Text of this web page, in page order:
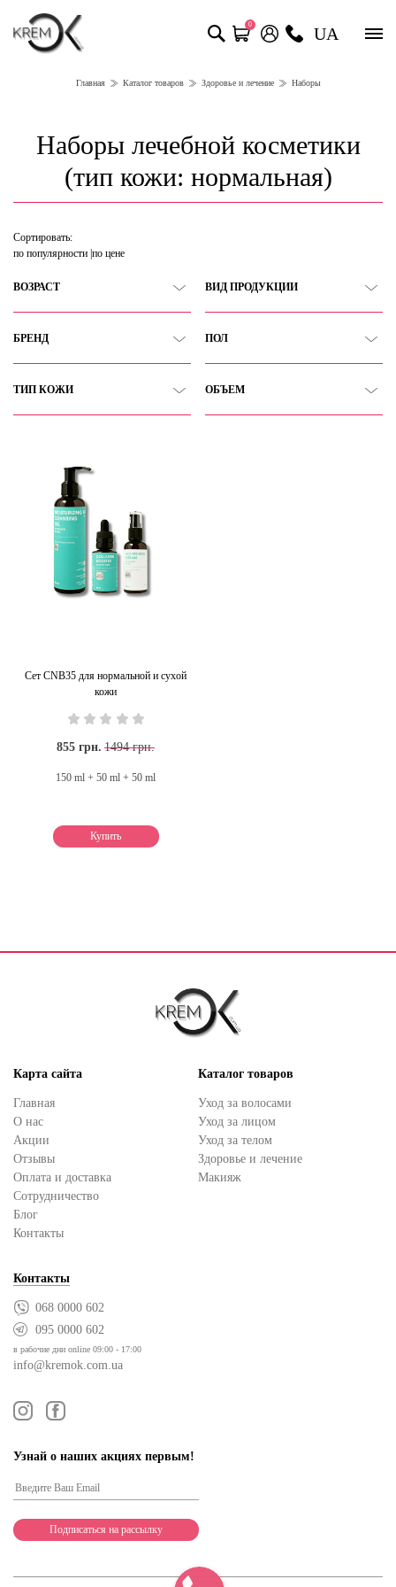
0 UA
Главная Каталог товаров Здоровье и лечение Наборы
Наборы лечебной косметики
(тип кожи: нормальная)
Сортировать:
по популярности по цене
ВОЗРАСТ ВИД ПРОДУКЦИИ
БРЕНД ПОЛ
ТИП КОЖИ ОБЪЕМ
Сет CNB35 для нормальной и сухой
кожи
855 грн. 1494 грн.
150 ml + 50 ml + 50 ml
Купить
Карта сайта
Главная
О нас
Акции
Отзывы
Оплата и доставка
Сотрудничество
Блог
Контакты
Каталог товаров
Уход за волосами
Уход за лицом
Уход за телом
Здоровье и лечение
Макияж
Контакты
068 0000 602
095 0000 602
в рабочие дни online 09:00 - 17:00
info@kremok.com.ua
Узнай о наших акциях первым!